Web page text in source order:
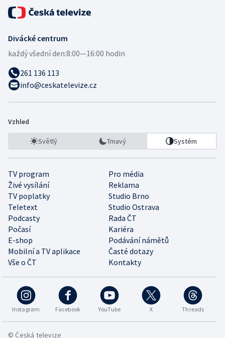
Divácké centrum
každý všední den:8:00—16:00 hodin
261 136 113
info@ceskatelevize.cz
Vzhled
Světlý Tmavý Systém
TV program
Pro média
Živé vysílání
Reklama
TV poplatky
Studio Brno
Teletext
Studio Ostrava
Podcasty
Rada ČT
Počasí
Kariéra
E-shop
Podávání námětů
Mobilní a TV aplikace
Časté dotazy
Vše o ČT
Kontakty
Instagram Facebook YouTube X Threads
© Česká televize